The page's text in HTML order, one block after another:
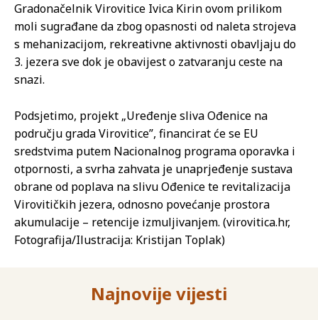
Gradonačelnik Virovitice Ivica Kirin ovom prilikom
moli sugrađane da zbog opasnosti od naleta strojeva
s mehanizacijom, rekreativne aktivnosti obavljaju do
3. jezera sve dok je obavijest o zatvaranju ceste na
snazi.
Podsjetimo, projekt „Uređenje sliva Ođenice na
području grada Virovitice”, financirat će se EU
sredstvima putem Nacionalnog programa oporavka i
otpornosti, a svrha zahvata je unaprjeđenje sustava
obrane od poplava na slivu Ođenice te revitalizacija
Virovitičkih jezera, odnosno povećanje prostora
akumulacije – retencije izmuljivanjem. (virovitica.hr,
Fotografija/Ilustracija: Kristijan Toplak)
Najnovije vijesti